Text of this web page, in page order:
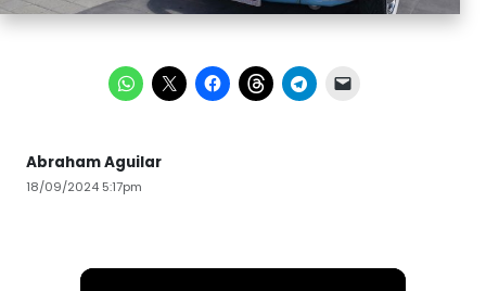
Abraham Aguilar
18/09/2024 5:17pm